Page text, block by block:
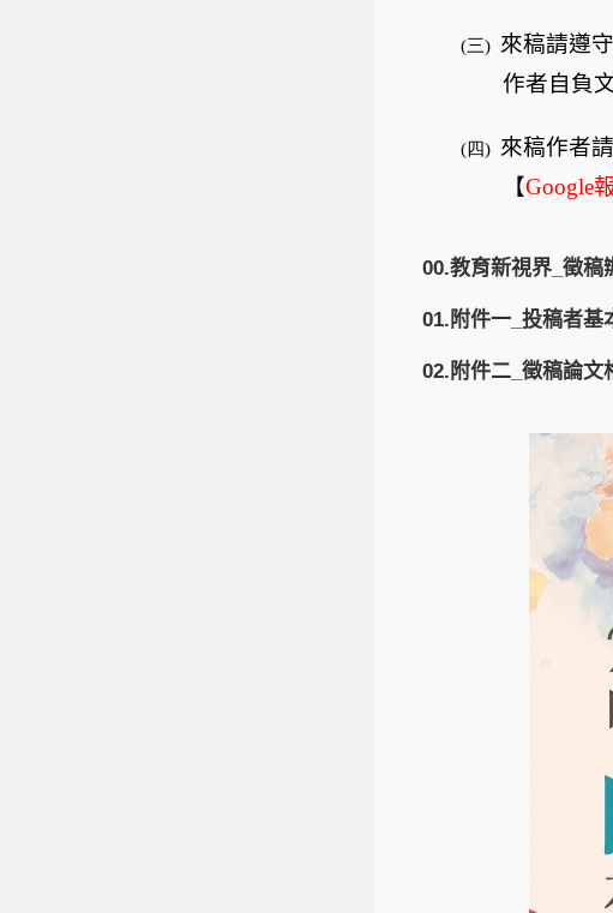
(三) 來稿請遵
作者自負
(四) 來稿作者
【Google
00.教育新視界_徵稿
01.附件一_投稿者基
02.附件二_徵稿論文